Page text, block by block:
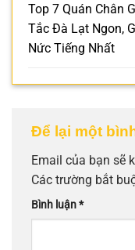
Top 7 Quán Chân
Tắc Đà Lạt Ngon,
Nức Tiếng Nhất
Để lại một
Email của bạn sẽ
Các trường bắt
Bình luận*